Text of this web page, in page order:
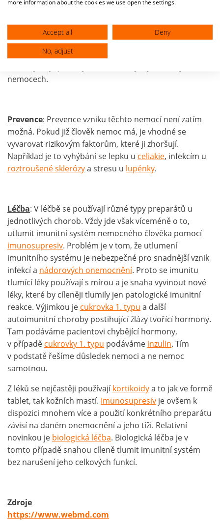
inzulinotvorných buněkslinivky břišnízpůsobí vznik
chorob najítzvětšené lymfatické uzliny
a zarudlé skvrny
známé jakoerythema nodosumnakůži. O projevech by
se zkrátka dalo popsat několik stránek a pokud vás
nemocech.
Prevence: Prevence vzniku těchto nemocí není zatím
možná. Pokud již člověk nemoc má, je vhodné se
vyvarovat rizikovým faktorům, které ji zhoršují.
Například je to vyhýbání se lepku u celiakie, infekcím u
roztroušené sklerózya stresu u lupénky.
Léčba: V léčbě se používají různé typy preparátů u
jednotlivých chorob. Vždy jde však víceméně o to,
utlumit imunitní systém nemocného člověka pomocí
imunosupresiv. Problém je v tom, že utlumení
imunitního systému je nebezpečné pro snadnější vznik
infekcí a nádorových onemocnění. Proto se imunitu
tlumící léky používají s mírou a je snaha vyvinout nové
léky, které by cíleněji tlumily jen patologické imunitní
reakce. Výjimkou je cukrovka 1. typu a další
autoimunitní choroby postihující žlázy tvořící hormony.
Tam podáváme pacientovi chybějící hormony,
v případě cukrovky 1. typu podáváme inzulin. Tím
v podstatě řešíme důsledek nemoci a ne nemoc
samotnou.
Z léků se nejčastěji používajíkortikoidya to jak ve formě
tablet, tak kožních mastí. Imunosupresiv je ovšem k
dispozici mnohem více a použití konkrétního preparátu
závisí na daném onemocnění a jeho tíži. Relativní
novinkou je biologická léčba. Biologická léčba je v
tomto případě snahou cíleně tlumit imunitní systém
bez narušení jeho celkových funkcí.
Zdroje
https://www.webmd.com
more information about the cookies we use open the settings.
Accept all
Deny
No, adjust